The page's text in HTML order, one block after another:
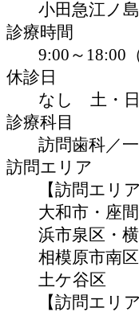
小田急江ノ
診療時間
9:00～18:00
休診日
なし 土・日
診療科目
訪問歯科／
訪問エリア
【訪問エリ
大和市・座
浜市泉区・
相模原市南
土ケ谷区
【訪問エリ